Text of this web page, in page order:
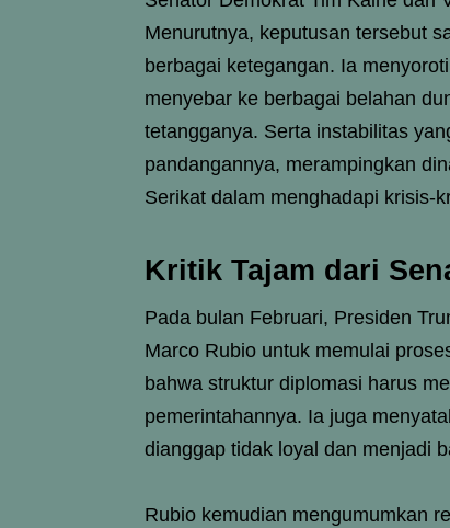
Menurutnya, keputusan tersebut
berbagai ketegangan. Ia
menyebar ke berbagai belahan
tetangganya. Serta instabilitas
pandangannya, merampingkan
Serikat dalam menghadapi krisis-
Kritik Tajam dari
Pada bulan Februari, Presiden
Marco Rubio untuk memulai
bahwa struktur diplomasi harus
pemerintahannya. Ia juga
dianggap tidak loyal dan menjadi
Rubio kemudian mengumumkan